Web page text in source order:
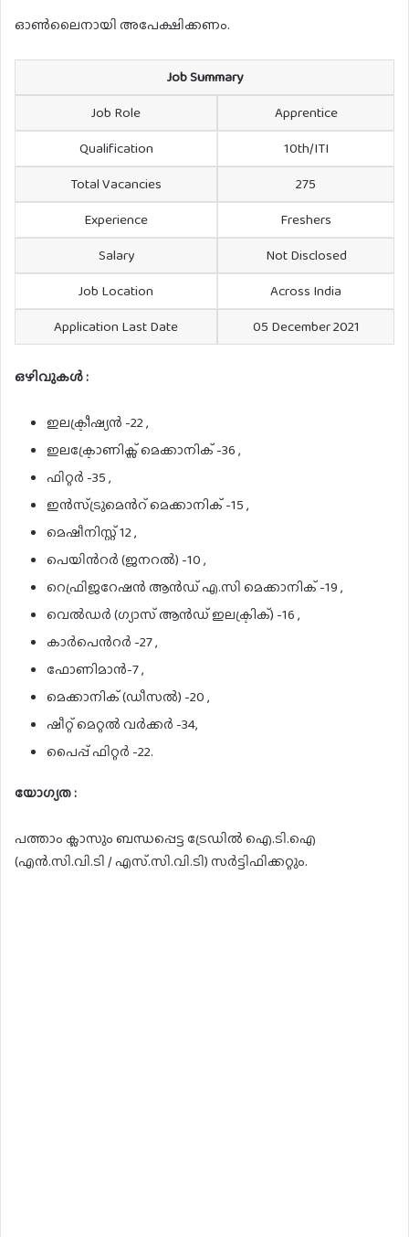
ഓൺലൈനായി അപേക്ഷിക്കണം.
Job Summary
Job Role
Apprentice
Qualification
10th/ITI
Total Vacancies
275
Experience
Freshers
Salary
Not Disclosed
Job Location
Across India
Application Last Date
05 December 2021
ഒഴിവുകൾ :
ഇലക്ട്രീഷ്യൻ -22 ,
ഇലക്ട്രോണിക്സ് മെക്കാനിക് -36 ,
ഫിറ്റർ -35 ,
ഇൻസ്ട്രുമെൻറ് മെക്കാനിക് -15 ,
മെഷീനിസ്റ്റ് 12 ,
പെയിൻറർ (ജനറൽ) -10 ,
റെഫ്രിജറേഷൻ ആൻഡ് എ.സി മെക്കാനിക് -19 ,
വെൽഡർ (ഗ്യാസ് ആൻഡ് ഇലക്ട്രിക്) -16 ,
കാർപെൻറർ -27 ,
ഫോണിമാൻ-7 ,
മെക്കാനിക് (ഡീസൽ) -20 ,
ഷീറ്റ് മെറ്റൽ വർക്കർ -34,
പൈപ്പ് ഫിറ്റർ -22.
യോഗ്യത :
പത്താം ക്ലാസും ബന്ധപ്പെട്ട ട്രേഡിൽ ഐ.ടി.ഐ
(എൻ.സി.വി.ടി / എസ്.സി.വി.ടി) സർട്ടിഫിക്കറ്റും.